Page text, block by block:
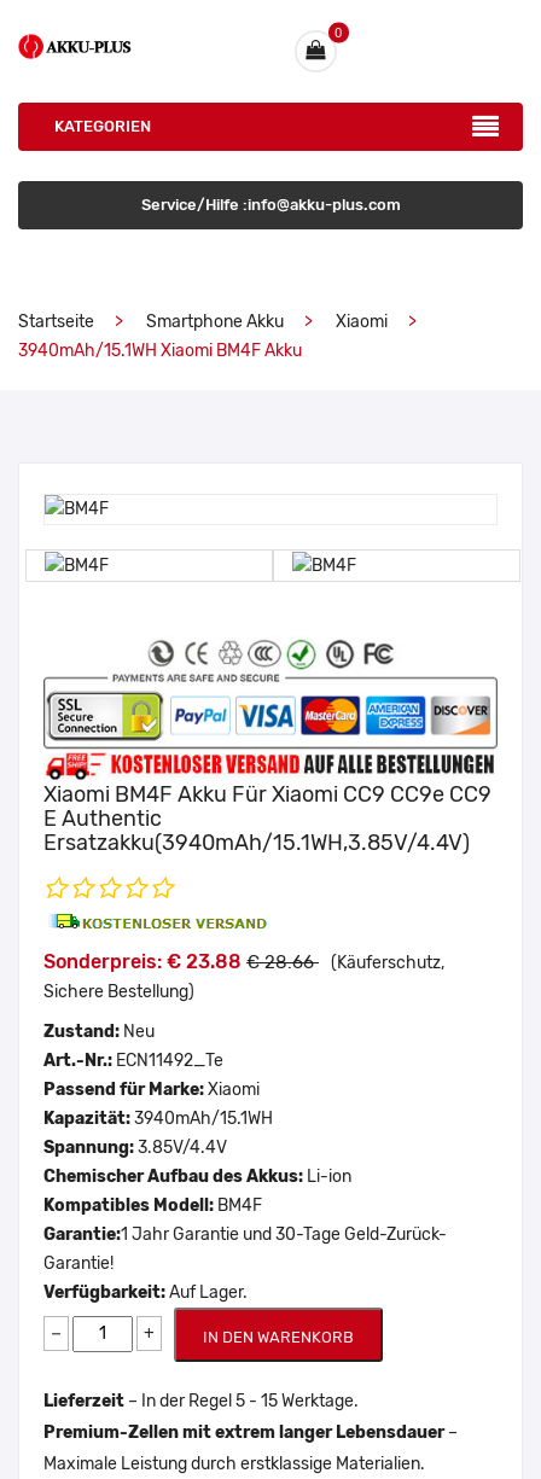
0
KATEGORIEN
Service/Hilfe :info@akku-plus.com
Startseite Smartphone Akku
Xiaomi
3940mAh/15.1WH Xiaomi BM4F Akku
Xiaomi BM4F Akku Für Xiaomi CC9 CC9e CC9
E Authentic
Ersatzakku(3940mAh/15.1WH,3.85V/4.4V)
Sonderpreis: € 23.88 € 28.66 (Käuferschutz,
Sichere Bestellung)
Zustand: Neu
Art.-Nr.: ECN11492_Te
Passend für Marke:Xiaomi
Kapazität:3940mAh/15.1WH
Spannung:3.85V/4.4V
Chemischer Aufbau des Akkus: Li-ion
Kompatibles Modell: BM4F
Garantie:1 Jahr Garantie und 30-Tage Geld-Zurück-
Garantie!
Verfügbarkeit:Auf Lager.
− + IN DEN WARENKORB
Lieferzeit – In der Regel 5 - 15 Werktage.
Premium-Zellen mit extrem langer Lebensdauer–
Maximale Leistung durch erstklassige Materialien.